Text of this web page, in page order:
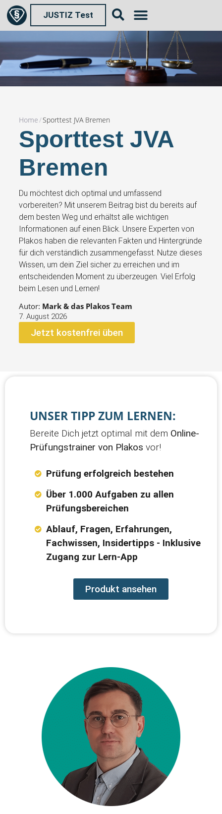
JUSTIZ Test
Home/Sporttest JVA Bremen
Sporttest JVA
Bremen
Du möchtest dich optimal und umfassend
vorbereiten? Mit unserem Beitrag bist du bereits auf
dem besten Weg und erhältst alle wichtigen
Informationen auf einen Blick. Unsere Experten von
Plakos haben die relevanten Fakten und Hintergründe
für dich verständlich zusammengefasst. Nutze dieses
Wissen, um dein Ziel sicher zu erreichen und im
entscheidenden Moment zu überzeugen. Viel Erfolg
beim Lesen und Lernen!
Autor: Mark & das Plakos Team
7. August 2026
Jetzt kostenfrei üben
UNSER TIPP ZUM LERNEN:
Bereite Dich jetzt optimal mit dem Online-
Prüfungstrainer von Plakos vor!
Prüfung erfolgreich bestehen
Über 1.000 Aufgaben zu allen
Prüfungsbereichen
Ablauf, Fragen, Erfahrungen,
Fachwissen, Insidertipps - Inklusive
Zugang zur Lern-App
Produkt ansehen